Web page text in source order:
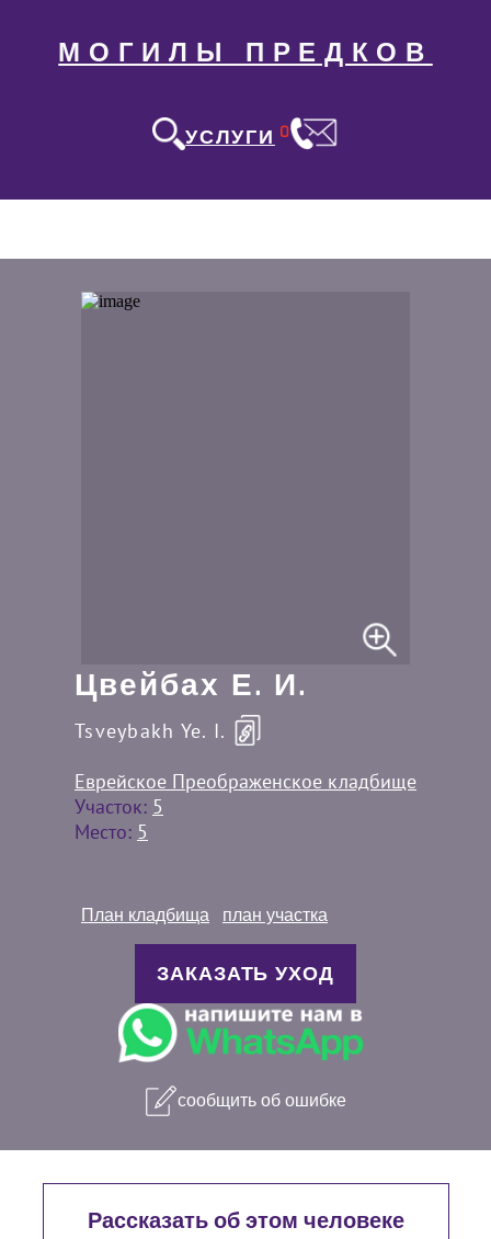
МОГИЛЫ ПРЕДКОВ
УСЛУГИ 0
Цвейбах Е. И.
Tsveybakh Ye. I.
Еврейское Преображенское кладбище
Участок: 5
Место: 5
План кладбища план участка
ЗАКАЗАТЬ УХОД
сообщить об ошибке
Рассказать об этом человеке